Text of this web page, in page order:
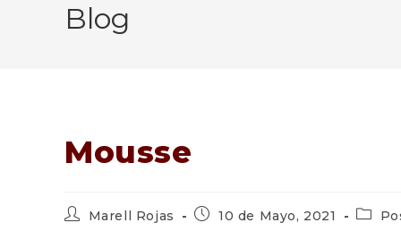
Blog
Mousse
AutorMarell Rojas
Publicación
10 de Mayo, 2021